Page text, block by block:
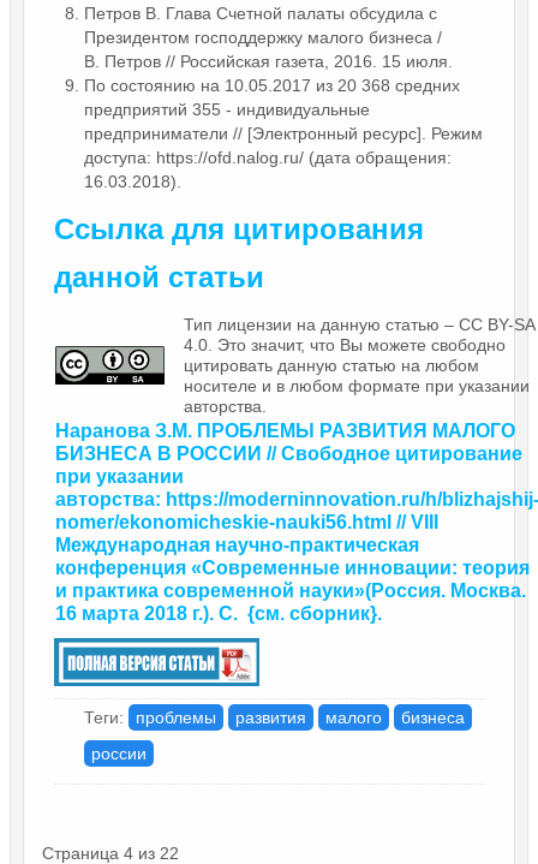
Петров В. Глава Счетной палаты обсудила с
Президентом господдержку малого бизнеса /
В. Петров // Российская газета, 2016. 15 июля.
По состоянию на 10.05.2017 из 20 368 средних
предприятий 355 - индивидуальные
предприниматели // [Электронный ресурс]. Режим
доступа: https://ofd.nalog.ru/ (дата обращения:
16.03.2018).
Ссылка для цитирования
данной статьи
Тип лицензии на данную статью – CC BY-SA
4.0. Это значит, что Вы можете свободно
цитировать данную статью на любом
носителе и в любом формате при указании
авторства.
Наранова З.М. ПРОБЛЕМЫ РАЗВИТИЯ МАЛОГО
БИЗНЕСА В РОССИИ // Свободное цитирование
при указании
авторства: https://moderninnovation.ru/h/blizhajshij-
nomer/ekonomicheskie-nauki56.html // VIII
Международная научно-практическая
конференция «Современные инновации: теория
и практика современной науки»(Россия. Москва.
16 марта 2018 г.). С. {см. сборник}.
Теги: проблемы развития малого
бизнеса
россии
Страница 4 из 22